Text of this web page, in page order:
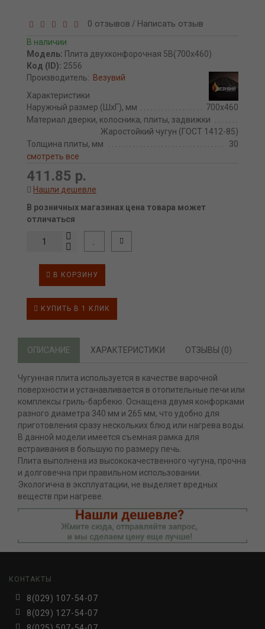
0 отзывов / Написать отзыв
В наличии
Модель: Плита двухконфорочная 5В(700х460)
Код (ID): 2556
Производитель: Везувий
Характеристики
Наружный размер (ШхГ), мм
700х460
Материал дверки, колосника, плиты, задвижки
Жаростойкий чугун (ГОСТ 1412-85)
Толщина плиты, мм
30
смотреть все
411.85 р.
Нашли дешевле
В розничных магазинах цена товара может
отличаться
В КОРЗИНУ
КУПИТЬ В 1 КЛИК
ОПИСАНИЕ ХАРАКТЕРИСТИКИ ОТЗЫВЫ (0)
Чугунная плита используется в качестве варочной
поверхности и устанавливается в отопительные печи или
комплексы гриль-барбекю. Оснащена двумя конфорками
разного диаметра 340 мм и 265 мм, что удобно для
приготовления сразу нескольких блюд или нагрева воды.
В данной модели имеется съемная рамка для
встраивания в большую по размеру печь.
Плита выполнена из высококачественного чугуна, прочна
и долговечна при правильном использовании.
Экологична в эксплуатации, не выделяет вредных
веществ при нагреве.
КОНТАКТЫ
8(029) 107-54-07
8(029) 127-54-07